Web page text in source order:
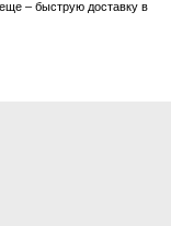
– быструю доставку в